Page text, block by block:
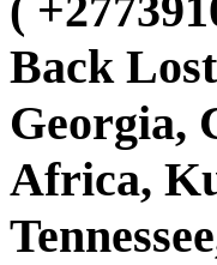
Back
Georgia,
Africa,